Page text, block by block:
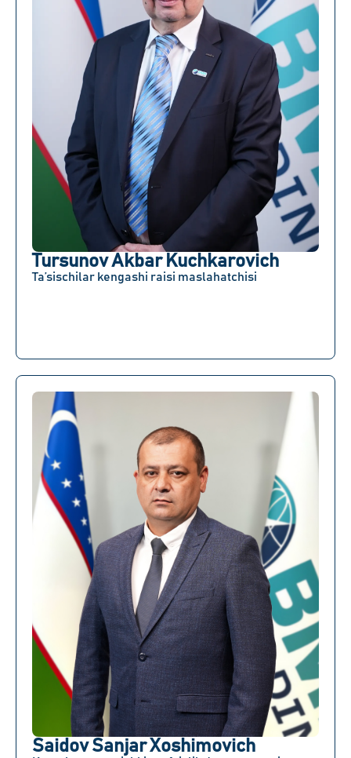
Tursunov Akbar Kuchkarovich
Ta’sischilar kengashi raisi maslahatchisi
Saidov Sanjar Xoshimovich